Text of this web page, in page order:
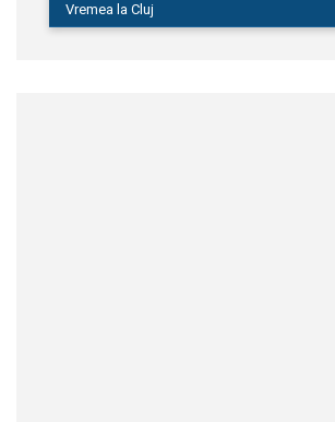
Vremea la Cluj